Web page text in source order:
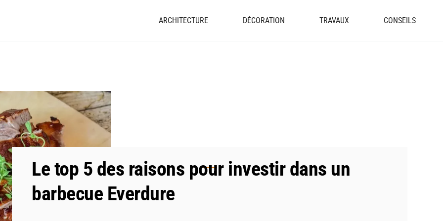
ARCHITECTURE DÉCORATION TRAVAUX CONSEILS
Le top 5 des raisons pour investir dans un
barbecue Everdure